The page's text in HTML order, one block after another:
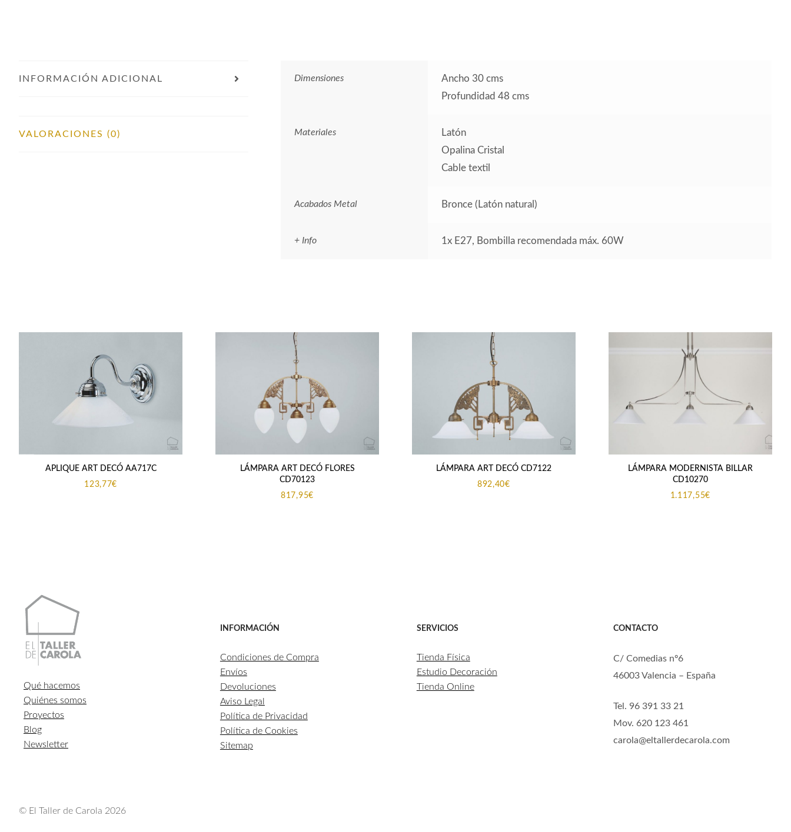
INFORMACIÓN ADICIONAL
VALORACIONES (0)
Dimensiones
Ancho 30 cms
Profundidad 48 cms
Materiales
Latón
Opalina Cristal
Cable textil
Acabados Metal Bronce (Latón natural)
+ Info 1x E27, Bombilla recomendada máx. 60W
APLIQUE ART DECÓ AA717C
123,77€
LÁMPARA ART DECÓ FLORES
CD70123
817,95€
LÁMPARA ART DECÓ CD7122
892,40€
LÁMPARA MODERNISTA BILLAR
CD10270
1.117,55€
Qué hacemos
Quiénes somos
Proyectos
Blog
Newsletter
INFORMACIÓN
Condiciones de Compra
Envíos
Devoluciones
Aviso Legal
Política de Privacidad
Política de Cookies
Sitemap
SERVICIOS
Tienda Física
Estudio Decoración
Tienda Online
CONTACTO
C/ Comedias nº6
46003 Valencia – España
Tel. 96 391 33 21
Mov. 620 123 461
carola@eltallerdecarola.com
© El Taller de Carola 2026